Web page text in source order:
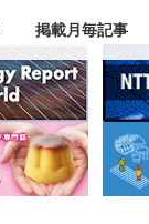
掲載月毎記事